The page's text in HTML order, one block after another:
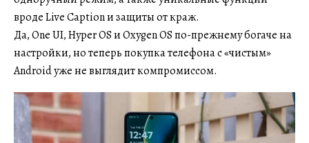
вроде Live Caption и защиты от краж.
Да, One UI, Hyper OS и Oxygen OS по-прежнему богаче на
настройки, но теперь покупка телефона с «чистым»
Android уже не выглядит компромиссом.